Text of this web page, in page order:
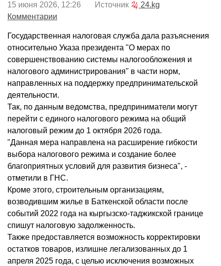
15 июня 2026, 12:26 Источник
24.kg
Комментарии
Государственная налоговая служба дала разъяснения
относительно Указа президента "О мерах по
совершенствованию системы налогообложения и
налогового администрирования" в части норм,
направленных на поддержку предпринимательской
деятельности.
Так, по данным ведомства, предприниматели могут
перейти с единого налогового режима на общий
налоговый режим до 1 октября 2026 года.
"Данная мера направлена на расширение гибкости
выбора налогового режима и создание более
благоприятных условий для развития бизнеса", -
отметили в ГНС.
Кроме этого, строительным организациям,
возводившим жилье в Баткенской области после
событий 2022 года на кыргызско-таджикской границе
спишут налоговую задолженность.
Также предоставляется возможность корректировки
остатков товаров, излишне легализованных до 1
апреля 2025 года, с целью исключения возможных